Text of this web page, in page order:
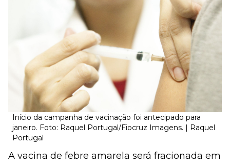
Início da campanha de vacinação foi antecipado para
janeiro. Foto: Raquel Portugal/Fiocruz Imagens. | Raquel
Portugal
A vacina de febre amarela será fracionada em